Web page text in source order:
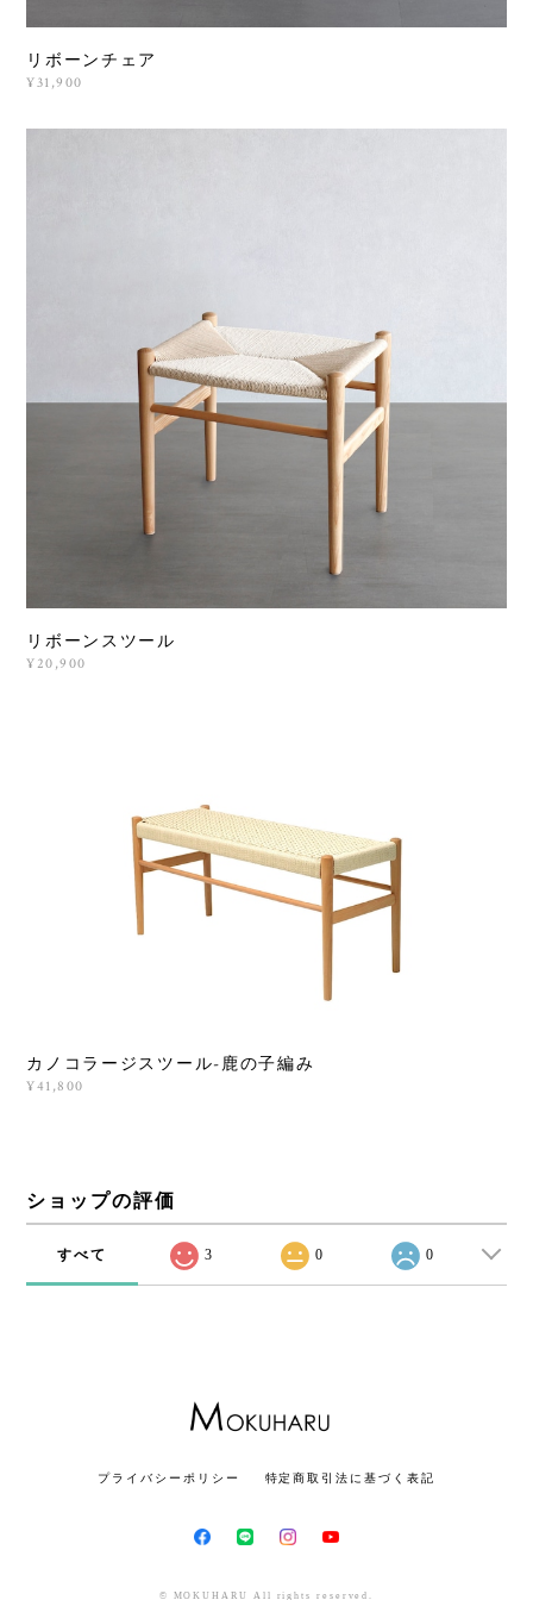
リボーンチェア
¥31,900
リボーンスツール
¥20,900
カノコラージスツール-鹿の子編み
¥41,800
ショップの評価
すべて 3 0 0
プライバシーポリシー 特定商取引法に基づく表記
© MOKUHARU All rights reserved.